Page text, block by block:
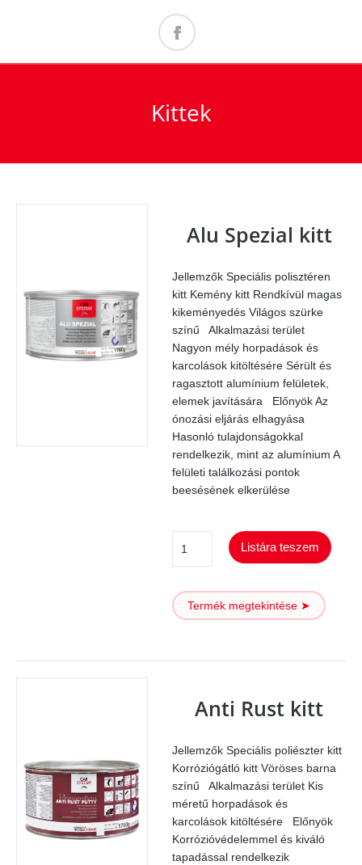
Kittek
Alu Spezial kitt
Jellemzők Speciális polisztéren
kitt Kemény kitt Rendkívül magas
kikeményedés Világos szürke
színű Alkalmazási terület
Nagyon mély horpadások és
karcolások kitöltésére Sérült és
ragasztott alumínium felületek,
elemek javítására Előnyök Az
ónozási eljárás elhagyása
Hasonló tulajdonságokkal
rendelkezik, mint az alumínium A
felületi találkozási pontok
beesésének elkerülése
Spezial
kitt
mennyiség
Listára teszem
Termék megtekintése ➤
Anti Rust kitt
Jellemzők Speciális poliészter kitt
Korróziógátló kitt Vöröses barna
színű Alkalmazási terület Kis
méretű horpadások és
karcolások kitöltésére Előnyök
Korrózióvédelemmel és kiváló
tapadással rendelkezik